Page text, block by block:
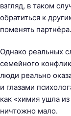
взгляд, в таком
обратиться к
поменять партнёра.
Однако реальных
семейного
люди реально
и глазами
как «химия ушла
ничтожно мало.